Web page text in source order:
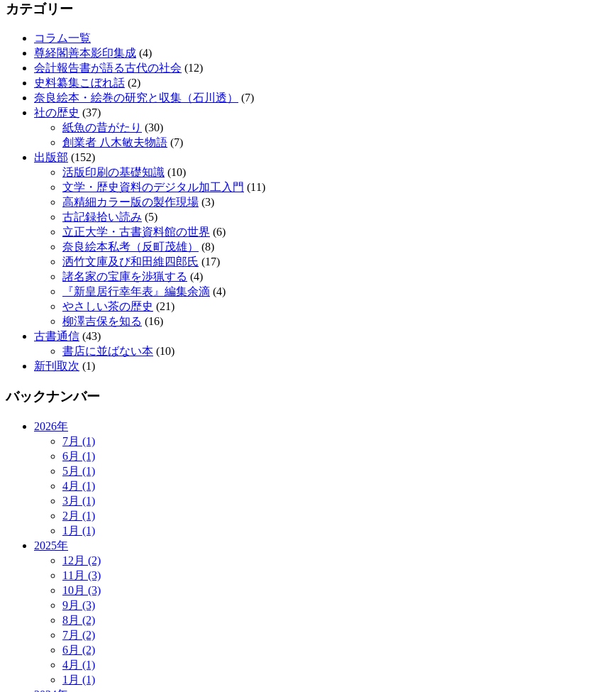
カテゴリー
コラム一覧
尊経閣善本影印集成 (4)
会計報告書が語る古代の社会 (12)
史料纂集こぼれ話 (2)
奈良絵本・絵巻の研究と収集（石川透）
(7)
社の歴史 (37)
紙魚の昔がたり (30)
創業者 八木敏夫物語 (7)
出版部 (152)
活版印刷の基礎知識 (10)
文学・歴史資料のデジタル加工入門 (11)
高精細カラー版の製作現場 (3)
古記録拾い読み (5)
立正大学・古書資料館の世界 (6)
奈良絵本私考（反町茂雄）
(8)
洒竹文庫及び和田維四郎氏 (17)
諸名家の宝庫を渉猟する (4)
『新皇居行幸年表』編集余滴 (4)
やさしい茶の歴史 (21)
柳澤吉保を知る (16)
古書通信 (43)
書店に並ばない本 (10)
新刊取次 (1)
バックナンバー
2026年
7月 (1)
6月 (1)
5月 (1)
4月 (1)
3月 (1)
2月 (1)
1月 (1)
2025年
12月 (2)
11月 (3)
10月 (3)
9月 (3)
8月 (2)
7月 (2)
6月 (2)
4月 (1)
1月 (1)